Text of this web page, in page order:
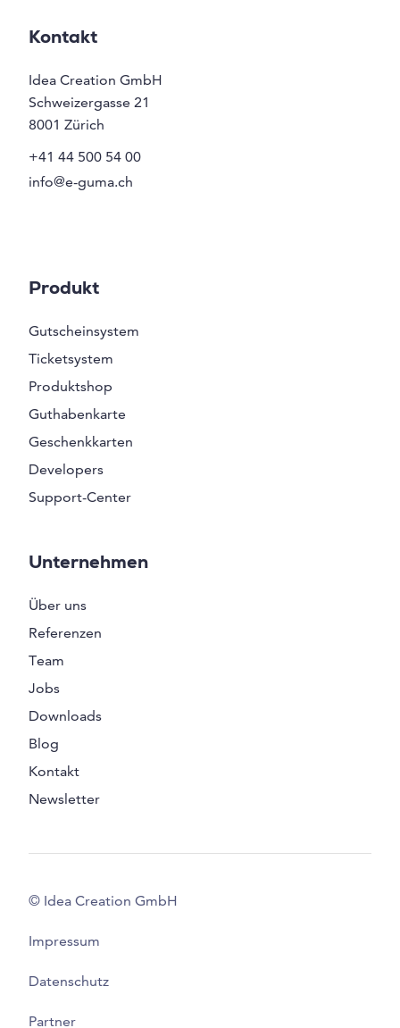
Kontakt
Idea Creation GmbH
Schweizergasse 21
8001 Zürich
+41 44 500 54 00
info@e-guma.ch
Produkt
Gutscheinsystem
Ticketsystem
Produktshop
Guthabenkarte
Geschenkkarten
Developers
Support-Center
Unternehmen
Über uns
Referenzen
Team
Jobs
Downloads
Blog
Kontakt
Newsletter
© Idea Creation GmbH
Impressum
Datenschutz
Partner